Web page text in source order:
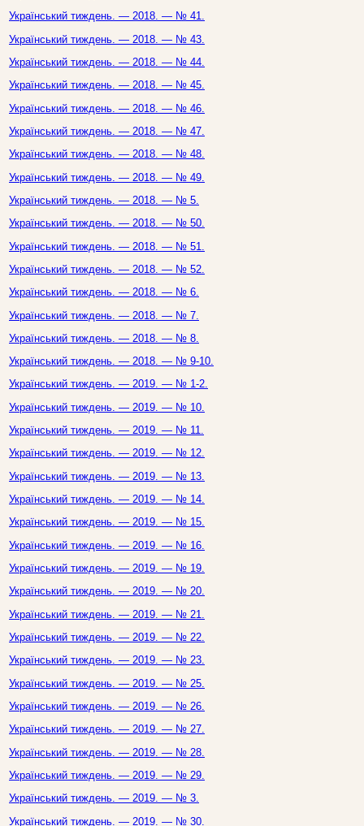
Український тиждень. — 2018. — № 41.
Український тиждень. — 2018. — № 43.
Український тиждень. — 2018. — № 44.
Український тиждень. — 2018. — № 45.
Український тиждень. — 2018. — № 46.
Український тиждень. — 2018. — № 47.
Український тиждень. — 2018. — № 48.
Український тиждень. — 2018. — № 49.
Український тиждень. — 2018. — № 5.
Український тиждень. — 2018. — № 50.
Український тиждень. — 2018. — № 51.
Український тиждень. — 2018. — № 52.
Український тиждень. — 2018. — № 6.
Український тиждень. — 2018. — № 7.
Український тиждень. — 2018. — № 8.
Український тиждень. — 2018. — № 9-10.
Український тиждень. — 2019. — № 1-2.
Український тиждень. — 2019. — № 10.
Український тиждень. — 2019. — № 11.
Український тиждень. — 2019. — № 12.
Український тиждень. — 2019. — № 13.
Український тиждень. — 2019. — № 14.
Український тиждень. — 2019. — № 15.
Український тиждень. — 2019. — № 16.
Український тиждень. — 2019. — № 19.
Український тиждень. — 2019. — № 20.
Український тиждень. — 2019. — № 21.
Український тиждень. — 2019. — № 22.
Український тиждень. — 2019. — № 23.
Український тиждень. — 2019. — № 25.
Український тиждень. — 2019. — № 26.
Український тиждень. — 2019. — № 27.
Український тиждень. — 2019. — № 28.
Український тиждень. — 2019. — № 29.
Український тиждень. — 2019. — № 3.
Український тиждень. — 2019. — № 30.